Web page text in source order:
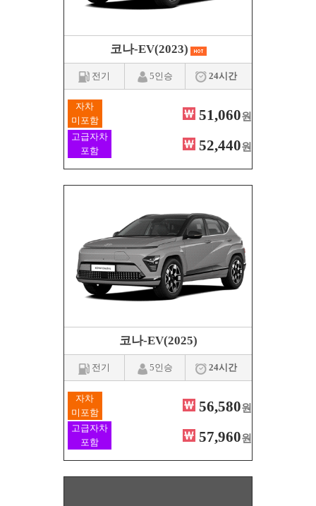
코나-EV(2023)
전기 5인승 24시간
자차
미포함
51,060원
고급자차
포함
52,440원
코나-EV(2025)
전기 5인승 24시간
자차
미포함
56,580원
고급자차
포함
57,960원